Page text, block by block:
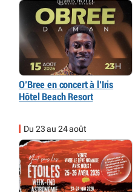
O’Bree en concert à l’Iris
Hôtel Beach Resort
Du 23 au 24 août